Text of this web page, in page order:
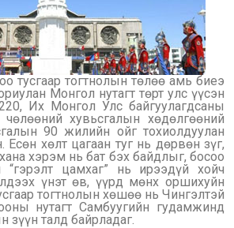
тусгаар тогтнолын төлөө амь биеэ
Монгол нутагт төрт улс үүсэн
Их Монгол Улс байгуулагдсаны
чөлөөний хувьсгалын хөдөлгөөний
90 жилийн ойг тохиолдуулан
Есөн хөлт цагаан туг нь дөрвөн зүг,
хэрэм нь бат бэх байдлыг, босоо
цамхаг” нь ирээдүй хойч
үнэт өв, үүрд мөнх оршихуйн
тогтнолын хөшөө нь Чингэлтэй
нутагт Самбуугийн гудамжинд
зүүн талд байрладаг.